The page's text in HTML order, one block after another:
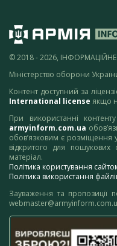
© 2018 - 2026,
Міністерство оборони
Контент доступний за
International license якщо
При використанні
armyinform.com.ua
обов’язковим є розміщення
відкритого для пошукових
матеріал.
Політика користування
Політика використання
Зауваження та пропозиції